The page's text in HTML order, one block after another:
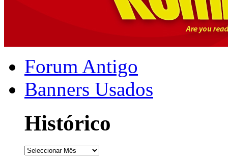
Forum Antigo
Banners Usados
Histórico